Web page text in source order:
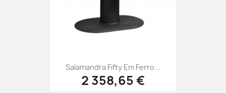
Salamandra Fifty Em Ferro...
2 358,65 €